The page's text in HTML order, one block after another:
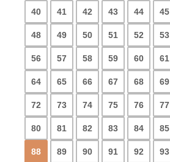
40 41 42 43 44 45
48 49 50 51 52 53
56 57 58 59 60 61
64 65 66 67 68 69
72 73 74 75 76 77
80 81 82 83 84 85
88 89 90 91 92 93